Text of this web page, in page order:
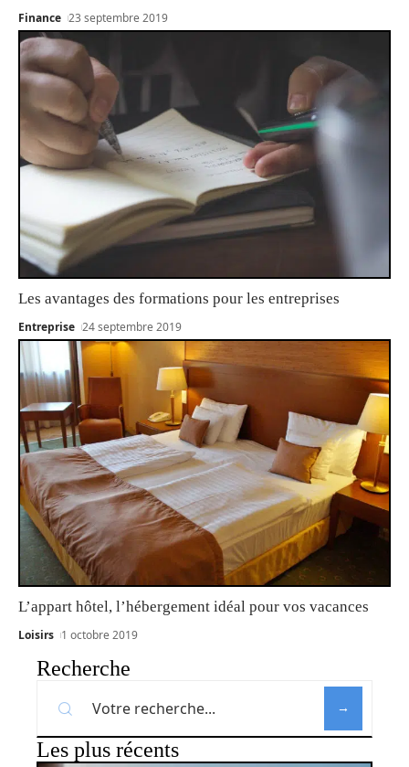
Finance 23 septembre 2019
Les avantages des formations pour les entreprises
Entreprise 24 septembre 2019
L’appart hôtel, l’hébergement idéal pour vos vacances
Loisirs 1 octobre 2019
Recherche
Les plus récents